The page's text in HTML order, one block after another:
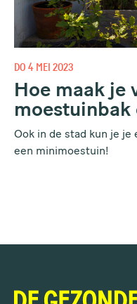
DO 4 MEI 2023
Hoe maak je
moestuinbak
Ook in de stad kun je je
een minimoestuin!